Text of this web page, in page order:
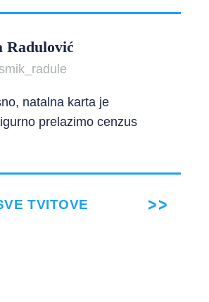
Radulović
natalna karta je
prelazimo cenzus
TVITOVE